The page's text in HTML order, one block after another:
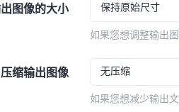
图像的大小 保持原始尺寸
如果您想调整输出
压缩输出图像 无压缩
如果您想减少输出